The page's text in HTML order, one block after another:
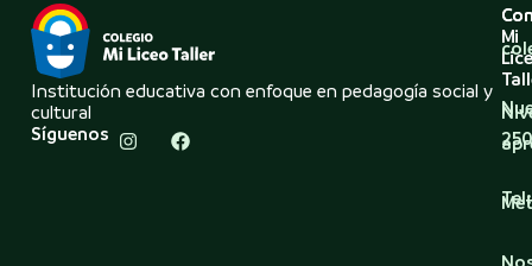
Institución educativa con enfoque en pedagogía social y
cultural
Síguenos
Mi